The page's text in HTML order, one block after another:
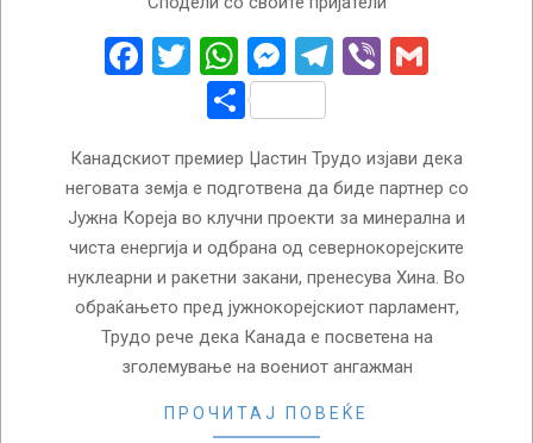
Facebook
Twitter
WhatsApp
Messenger
Telegram
Viber
Share
Канадскиот премиер Џастин Трудо изјави дека
неговата земја е подготвена да биде партнер со
Јужна Кореја во клучни проекти за минерална и
чиста енергија и одбрана од севернокорејските
нуклеарни и ракетни закани, пренесува Хина. Во
обраќањето пред јужнокорејскиот парламент,
Трудо рече дека Канада е посветена на
зголемување на воениот ангажман
ПРОЧИТАЈ ПОВЕЌЕ